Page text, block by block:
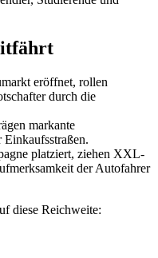
eröffnet, rollen
durch die
markante
Einkaufsstraßen.
platziert, ziehen XXL-
der Autofahrer
diese Reichweite: